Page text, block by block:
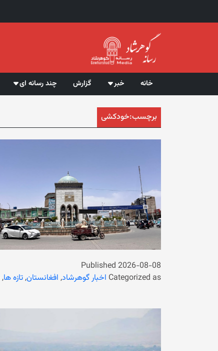
خانه خبر گزارش چند رسانه ای
برچسب:خودکشی
Published 2026-08-08
Categorized as اخبار گوهرشاد, افغانستان,تازه ها,